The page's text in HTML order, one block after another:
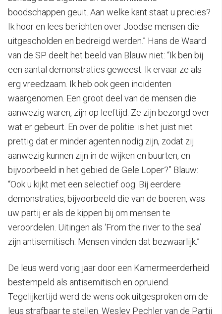
boodschappen geuit. Aan welke kant staat u precies?
Ik hoor en lees berichten over Joodse mensen die
uitgescholden en bedreigd werden.” Hans de Waard
van de SP deelt het beeld van Blauw niet: “Ik ben bij
een aantal demonstraties geweest. Ik ervaar ze als
erg vreedzaam. Ik heb ook geen incidenten
waargenomen. Een groot deel van de mensen die
aanwezig waren, zijn op leeftijd. Ze zijn bezorgd over
wat er gebeurt. En over de politie: is het juist niet
prettig dat er minder agenten nodig zijn, zodat zij
aanwezig kunnen zijn in de wijken en buurten, en
bijvoorbeeld in het gebied de Gele Loper?” Blauw:
“Ook u kijkt met een selectief oog. Bij eerdere
demonstraties, bijvoorbeeld die van de boeren, was
uw partij er als de kippen bij om mensen te
veroordelen. Uitingen als ‘From the river to the sea’
zijn antisemitisch. Mensen vinden dat bezwaarlijk.”
De leus werd vorig jaar door een Kamermeerderheid
bestempeld als antisemitisch en opruiend.
Tegelijkertijd werd de wens ook uitgesproken om de
leus strafbaar te stellen. Wesley Pechler van de Partij